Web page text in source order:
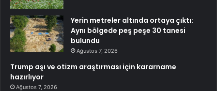
Yerin metreler altında ortaya çıktı:
Aynı bölgede peş peşe 30 tanesi
bulundu
Ağustos 7, 2026
Trump aşı ve otizm araştırması için kararname
hazırlıyor
Ağustos 7, 2026